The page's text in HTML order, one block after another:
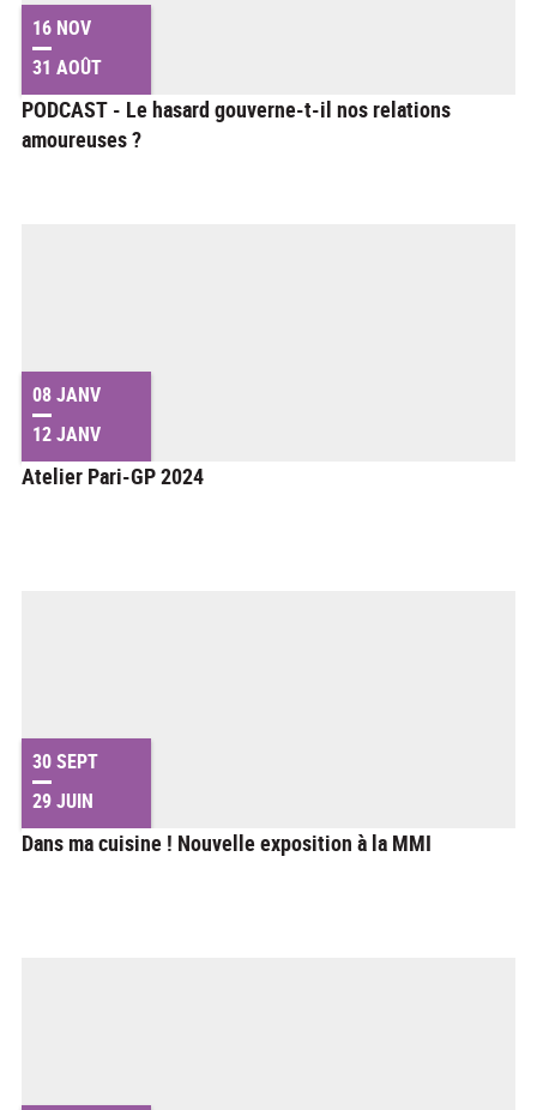
16 NOV
31 AOÛT
PODCAST - Le hasard gouverne-t-il nos relations
amoureuses ?
08 JANV
12 JANV
Atelier Pari-GP 2024
30 SEPT
29 JUIN
Dans ma cuisine ! Nouvelle exposition à la MMI